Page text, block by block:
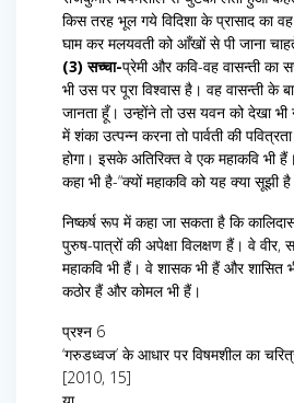
किस तरह भूल गये विदिशा के प्रासाद का
घाम कर मलयवती को आँखों से पी जाना
(3) सच्चा-प्रेमी और कवि-वह वासन्ती का
भी उस पर पूरा विश्वास है। वह वासन्ती के
जानता हूँ। उन्होंने तो उस यवन को देखा भी
में शंका उत्पन्न करना तो पार्वती की
होगा। इसके अतिरिक्त वे एक महाकवि भी
कहा भी है-“क्यों महाकवि को यह क्या सूझी है
निष्कर्ष रूप में कहा जा सकता है कि
पुरुष-पात्रों की अपेक्षा विलक्षण हैं। वे
महाकवि भी हैं। वे शासक भी हैं और शासित
कठोर हैं और कोमल भी हैं।
प्रश्न 6
‘गरुडध्वज’ के आधार पर विषमशील का
[2010, 15]